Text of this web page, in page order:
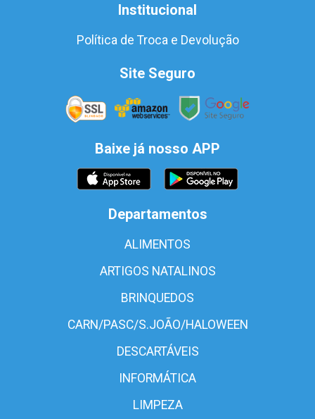
Institucional
Política de Troca e Devolução
Site Seguro
Baixe já nosso APP
Departamentos
ALIMENTOS
ARTIGOS NATALINOS
BRINQUEDOS
CARN/PASC/S.JOÃO/HALOWEEN
DESCARTÁVEIS
INFORMÁTICA
LIMPEZA